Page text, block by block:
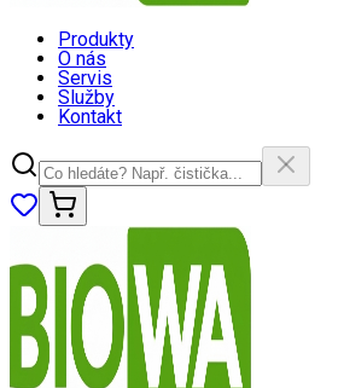
Produkty
O nás
Servis
Služby
Kontakt